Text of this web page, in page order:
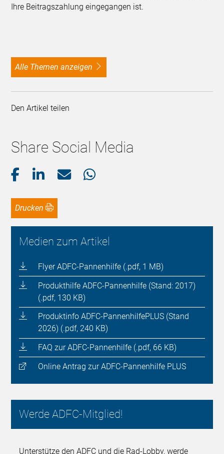
Ihre Beitragszahlung eingegangen ist.
alle Themen anzeigen
Den Artikel teilen
Share Social Media
Drucken
Medien zum Artikel
Flyer ADFC-Pannenhilfe (.pdf, 1 MB)
Produkthilfe ADFC-Pannenhilfe (Stand: 2017)
(.pdf, 130 KB)
Produktinfo ADFC-PannenhilfePLUS (Stand
2026) (.pdf, 240 KB)
FAQ zur ADFC-Pannenhilfe (.pdf, 66 KB)
Online Antrag zur ADFC-Pannenhilfe PLUS
Werde ADFC-Mitglied!
Unterstütze den ADFC und die Rad-Lobby, werde